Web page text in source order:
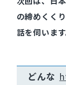
の締めくく
話を伺います
どんな